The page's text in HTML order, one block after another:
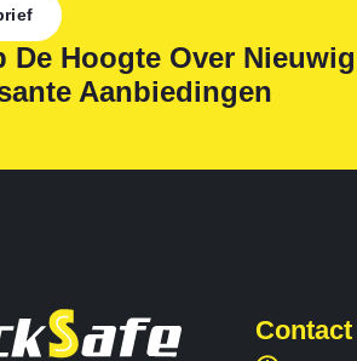
De Hoogte Over
Aanbiedingen